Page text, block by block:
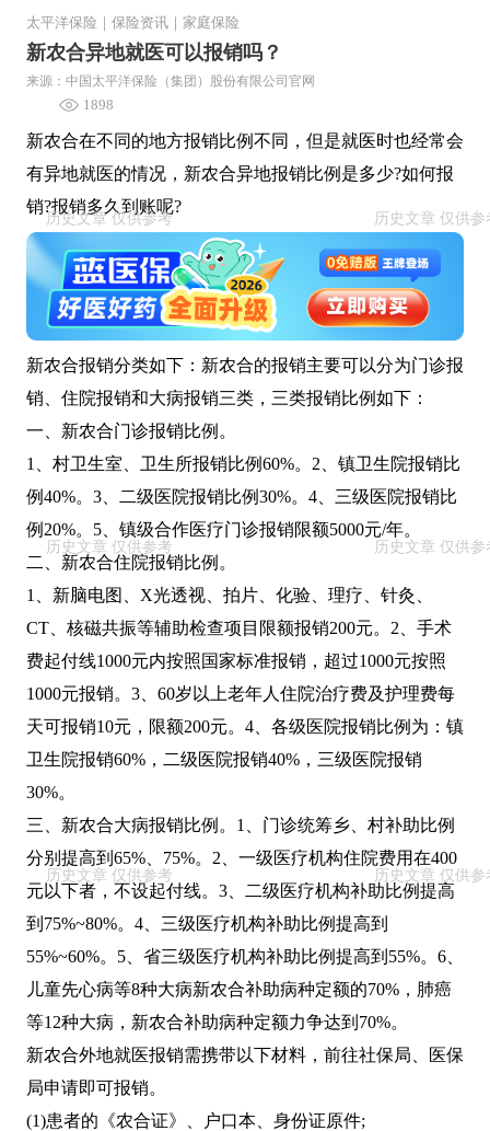
太平洋保险 保险资讯 家庭保险
新农合异地就医可以报销吗？
来源：中国太平洋保险（集团）股份有限公司官网
1898
新农合在不同的地方报销比例不同，但是就医时也经常会
有异地就医的情况，新农合异地报销比例是多少?如何报
销?报销多久到账呢?
新农合报销分类如下：新农合的报销主要可以分为门诊报
销、住院报销和大病报销三类，三类报销比例如下：
一、新农合门诊报销比例。
1、村卫生室、卫生所报销比例60%。2、镇卫生院报销比
例40%。3、二级医院报销比例30%。4、三级医院报销比
例20%。5、镇级合作医疗门诊报销限额5000元/年。
二、新农合住院报销比例。
1、新脑电图、X光透视、拍片、化验、理疗、针灸、
CT、核磁共振等辅助检查项目限额报销200元。2、手术
费起付线1000元内按照国家标准报销，超过1000元按照
1000元报销。3、60岁以上老年人住院治疗费及护理费每
天可报销10元，限额200元。4、各级医院报销比例为：镇
卫生院报销60%，二级医院报销40%，三级医院报销
30%。
三、新农合大病报销比例。1、门诊统筹乡、村补助比例
分别提高到65%、75%。2、一级医疗机构住院费用在400
元以下者，不设起付线。3、二级医疗机构补助比例提高
到75%~80%。4、三级医疗机构补助比例提高到
55%~60%。5、省三级医疗机构补助比例提高到55%。6、
儿童先心病等8种大病新农合补助病种定额的70%，肺癌
等12种大病，新农合补助病种定额力争达到70%。
新农合外地就医报销需携带以下材料，前往社保局、医保
局申请即可报销。
(1)患者的《农合证》、户口本、身份证原件;